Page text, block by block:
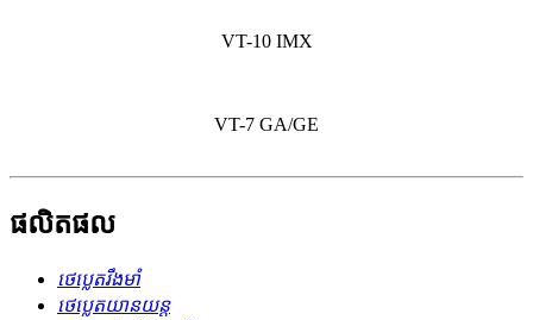
VT-10 IMX
VT-7 GA/GE
ផលិតផល
ថេប្លេតរឹងមាំ
ថេប្លេតយានយន្ត